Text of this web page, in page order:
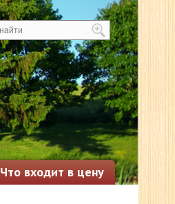
Что входит в цену